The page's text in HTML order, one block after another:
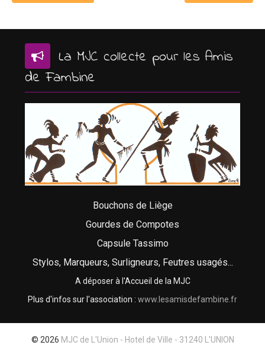
La MJC collecte pour les Amis
de Fambine
Bouchons de Liège
Gourdes de Compotes
Capsule Tassimo
Stylos, Marqueurs, Surligneurs, Feutres usagés...
A déposer à l'Accueil de la MJC
Plus d'infos sur l'association : www.lesamisdefambine.fr
© 2026 MJC de L'Union - Hotel de Ville - 31240 L'UNION